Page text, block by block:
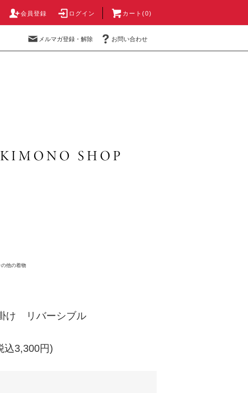
会員登録 ログイン カート(0)
メルマガ登録・解除 お問い合わせ
の他の着物
け リバーシブル
込3,300円)